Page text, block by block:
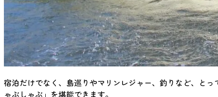
宿泊だけでなく、島巡りやマリンレジャー、釣りなど、と
ゃぶしゃぶ」を堪能できます。